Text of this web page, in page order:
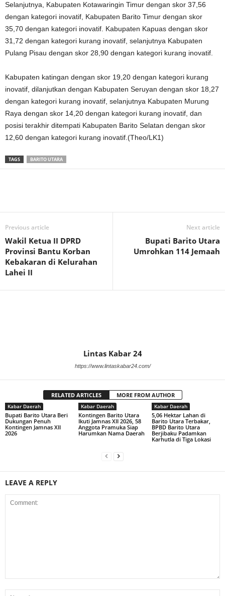
Selanjutnya, Kabupaten Kotawaringin Timur dengan skor 37,56
dengan kategori inovatif, Kabupaten Barito Timur dengan skor
35,70 dengan kategori inovatif. Kabupaten Kapuas dengan skor
31,72 dengan kategori kurang inovatif, selanjutnya Kabupaten
Pulang Pisau dengan skor 28,90 dengan kategori kurang inovatif.
Kabupaten katingan dengan skor 19,20 dengan kategori kurang
inovatif, dilanjutkan dengan Kabupaten Seruyan dengan skor 18,27
dengan kategori kurang inovatif, selanjutnya Kabupaten Murung
Raya dengan skor 14,20 dengan kategori kurang inovatif, dan
posisi terakhir ditempati Kabupaten Barito Selatan dengan skor
12,60 dengan kategori kurang inovatif.(Theo/LK1)
TAGS BARITO UTARA
Previous article
Wakil Ketua II DPRD
Provinsi Bantu Korban
Kebakaran di Kelurahan
Lahei II
Next article
Bupati Barito Utara
Umrohkan 114 Jemaah
Lintas Kabar 24
https://www.lintaskabar24.com/
RELATED ARTICLES MORE FROM AUTHOR
Kabar Daerah
Bupati Barito Utara Beri
Dukungan Penuh
Kontingen Jamnas XII
2026
Kabar Daerah
Kontingen Barito Utara
Ikuti Jamnas XII 2026, 58
Anggota Pramuka Siap
Harumkan Nama Daerah
Kabar Daerah
5,06 Hektar Lahan di
Barito Utara Terbakar,
BPBD Barito Utara
Berjibaku Padamkan
Karhutla di Tiga Lokasi
LEAVE A REPLY